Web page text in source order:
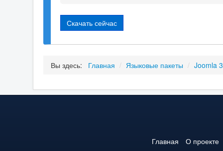
Скачать сейчас
Вы здесь: Главная / Языковые пакеты / Joomla
Главная О проекте